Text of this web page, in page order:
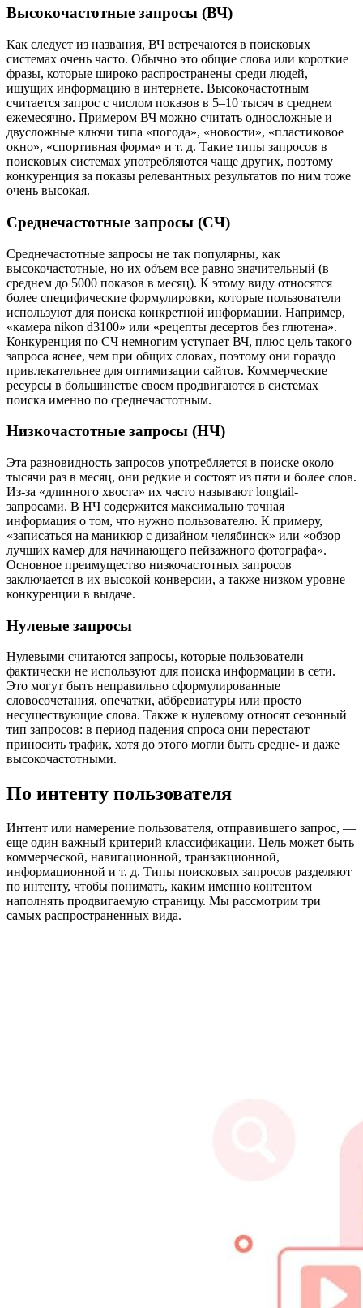
Высокочастотные запросы (ВЧ)
Как следует из названия, ВЧ встречаются в поисковых
системах очень часто. Обычно это общие слова или короткие
фразы, которые широко распространены среди людей,
ищущих информацию в интернете. Высокочастотным
считается запрос с числом показов в 5–10 тысяч в среднем
ежемесячно. Примером ВЧ можно считать односложные и
двусложные ключи типа «погода», «новости», «пластиковое
окно», «спортивная форма» и т. д. Такие типы запросов в
поисковых системах употребляются чаще других, поэтому
конкуренция за показы релевантных результатов по ним тоже
очень высокая.
Среднечастотные запросы (СЧ)
Среднечастотные запросы не так популярны, как
высокочастотные, но их объем все равно значительный (в
среднем до 5000 показов в месяц). К этому виду относятся
более специфические формулировки, которые пользователи
используют для поиска конкретной информации. Например,
«камера nikon d3100» или «рецепты десертов без глютена».
Конкуренция по СЧ немногим уступает ВЧ, плюс цель такого
запроса яснее, чем при общих словах, поэтому они гораздо
привлекательнее для оптимизации сайтов. Коммерческие
ресурсы в большинстве своем продвигаются в системах
поиска именно по среднечастотным.
Низкочастотные запросы (НЧ)
Эта разновидность запросов употребляется в поиске около
тысячи раз в месяц, они редкие и состоят из пяти и более слов.
Из-за «длинного хвоста» их часто называют longtail-
запросами. В НЧ содержится максимально точная
информация о том, что нужно пользователю. К примеру,
«записаться на маникюр с дизайном челябинск» или «обзор
лучших камер для начинающего пейзажного фотографа».
Основное преимущество низкочастотных запросов
заключается в их высокой конверсии, а также низком уровне
конкуренции в выдаче.
Нулевые запросы
Нулевыми считаются запросы, которые пользователи
фактически не используют для поиска информации в сети.
Это могут быть неправильно сформулированные
словосочетания, опечатки, аббревиатуры или просто
несуществующие слова. Также к нулевому относят сезонный
тип запросов: в период падения спроса они перестают
приносить трафик, хотя до этого могли быть средне- и даже
высокочастотными.
По интенту пользователя
Интент или намерение пользователя, отправившего запрос, —
еще один важный критерий классификации. Цель может быть
коммерческой, навигационной, транзакционной,
информационной и т. д. Типы поисковых запросов разделяют
по интенту, чтобы понимать, каким именно контентом
наполнять продвигаемую страницу. Мы рассмотрим три
самых распространенных вида.